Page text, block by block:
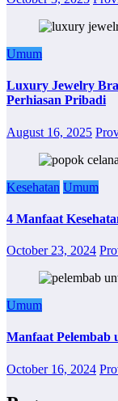
Umum
Luxury Jewelry
Perhiasan Pribadi
August 16, 2025
Kesehatan Umum
4 Manfaat
October 23, 2024
Umum
Manfaat Pelembab
October 16, 2024